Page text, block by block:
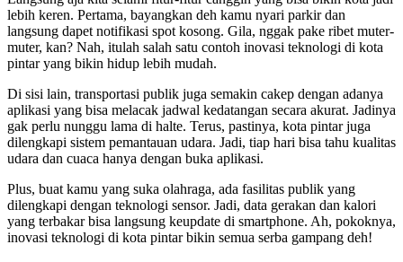
lebih keren. Pertama, bayangkan deh kamu nyari parkir dan
langsung dapet notifikasi spot kosong. Gila, nggak pake ribet muter-
muter, kan? Nah, itulah salah satu contoh inovasi teknologi di kota
pintar yang bikin hidup lebih mudah.
Di sisi lain, transportasi publik juga semakin cakep dengan adanya
aplikasi yang bisa melacak jadwal kedatangan secara akurat. Jadinya
gak perlu nunggu lama di halte. Terus, pastinya, kota pintar juga
dilengkapi sistem pemantauan udara. Jadi, tiap hari bisa tahu kualitas
udara dan cuaca hanya dengan buka aplikasi.
Plus, buat kamu yang suka olahraga, ada fasilitas publik yang
dilengkapi dengan teknologi sensor. Jadi, data gerakan dan kalori
yang terbakar bisa langsung keupdate di smartphone. Ah, pokoknya,
inovasi teknologi di kota pintar bikin semua serba gampang deh!